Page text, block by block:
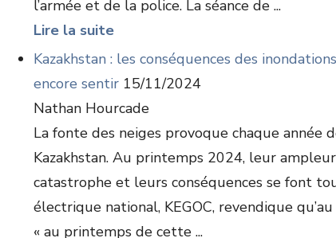
l’armée et de la police. La séance de ...
Lire la suite
Kazakhstan : les conséquences des
encore sentir 15/11/2024
Nathan Hourcade
La fonte des neiges provoque chaque année
Kazakhstan. Au printemps 2024, leur
catastrophe et leurs conséquences se font
électrique national, KEGOC, revendique
« au printemps de cette ...